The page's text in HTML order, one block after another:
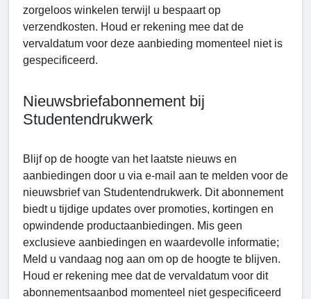
zorgeloos winkelen terwijl u bespaart op
verzendkosten. Houd er rekening mee dat de
vervaldatum voor deze aanbieding momenteel niet is
gespecificeerd.
Nieuwsbriefabonnement bij
Studеntеndrukwerk
Blijf op de hoogte van het laatste nieuws en
aanbiedingen door u via e-mail aan te melden voor de
nieuwsbrief van Studеntеndrukwerk. Dit abonnement
biedt u tijdige updates over promoties, kortingen en
opwindende productaanbiedingen. Mis geen
exclusieve aanbiedingen en waardevolle informatie;
Meld u vandaag nog aan om op de hoogte te blijven.
Houd er rekening mee dat de vervaldatum voor dit
abonnementsaanbod momenteel niet gespecificeerd